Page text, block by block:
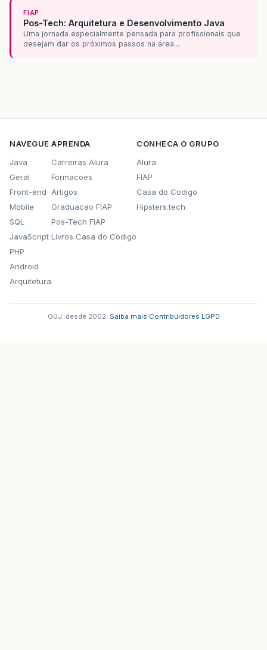
FIAP
Pos-Tech: Arquitetura e Desenvolvimento Java
Uma jornada especialmente pensada para profissionais que
desejam dar os próximos passos na área...
NAVEGUE
Java
Geral
Front-end
Mobile
SQL
JavaScript
PHP
Android
Arquitetura
APRENDA
Carreiras Alura
Formacoes
Artigos
Graduacao FIAP
Pos-Tech FIAP
Livros Casa do Codigo
CONHECA O GRUPO
Alura
FIAP
Casa do Codigo
Hipsters.tech
GUJ: desde 2002. Saiba mais Contribuidores LGPD